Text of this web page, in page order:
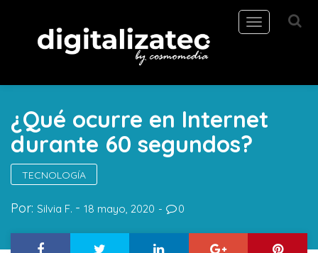
Toggle
navigation
¿Qué ocurre en Internet
durante 60 segundos?
TECNOLOGÍA
Por: Silvia F. 18 mayo, 2020 0